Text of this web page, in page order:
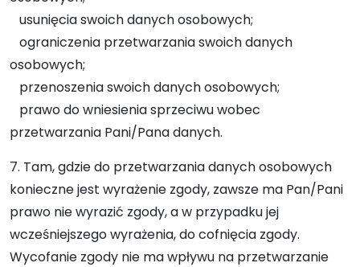
usunięcia swoich danych osobowych;
ograniczenia przetwarzania swoich danych
osobowych;
przenoszenia swoich danych osobowych;
prawo do wniesienia sprzeciwu wobec
przetwarzania Pani/Pana danych.
7. Tam, gdzie do przetwarzania danych osobowych
konieczne jest wyrażenie zgody, zawsze ma Pan/Pani
prawo nie wyrazić zgody, a w przypadku jej
wcześniejszego wyrażenia, do cofnięcia zgody.
Wycofanie zgody nie ma wpływu na przetwarzanie